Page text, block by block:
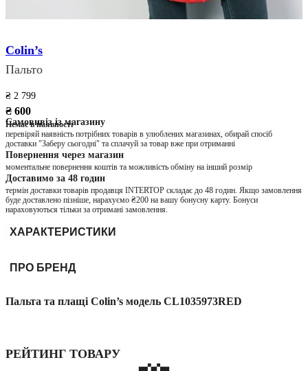
Colin’s
Пальто
₴ 2 799
₴ 600
Немає в наявності
Самовивіз із магазину
перевіряй наявність потрібних товарів в улюблених магазинах, обирай спосіб
доставки "Заберу сьогодні" та сплачуй за товар вже при отриманні
Повернення через магазин
моментальне повернення коштів та можливість обміну на інший розмір
Доставимо за 48 годин
термін доставки товарів продавця INTERTOP складає до 48 годин. Якщо замовлення
буде доставлено пізніше, нарахуємо ₴200 на вашу бонусну карту. Бонуси
нараховуються тільки за отримані замовлення.
ХАРАКТЕРИСТИКИ
ПРО БРЕНД
Пальта та плащі Colin’s модель CL1035973RED
РЕЙТИНГ ТОВАРУ